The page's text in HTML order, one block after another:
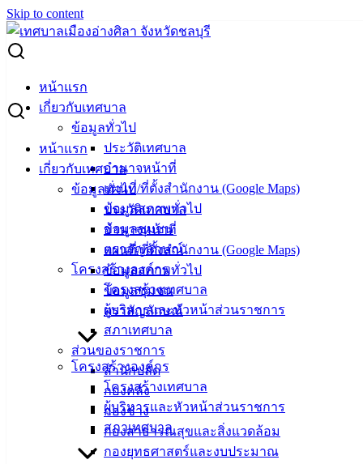
Skip to content
หน้าแรก
เกี่ยวกับเทศบาล
ข้อมูลทั่วไป
ประวัติเทศบาล
อำนาจหน้าที่
แผนที่/ที่ตั้งสำนักงาน (Google Maps)
ข้อมูลสภาพทั่วไป
ข้อมูลชุมชน
ตราสัญลักษณ์
โครงสร้างองค์กร
โครงสร้างเทศบาล
ผู้บริหารและหัวหน้าส่วนราชการ
สภาเทศบาล
ส่วนของราชการ
สำนักปลัด
กองคลัง
กองช่าง
กองสาธารณสุขและสิ่งแวดล้อม
กองยุทธศาสตร์และงบประมาณ
หน้าแรก
เกี่ยวกับเทศบาล
ข้อมูลทั่วไป
ประวัติเทศบาล
อำนาจหน้าที่
แผนที่/ที่ตั้งสำนักงาน (Google Maps)
ข้อมูลสภาพทั่วไป
ข้อมูลชุมชน
ตราสัญลักษณ์
โครงสร้างองค์กร
โครงสร้างเทศบาล
ผู้บริหารและหัวหน้าส่วนราชการ
สภาเทศบาล
Search for:
ประกาศผู้ชนะเสนอราคา ซื้อผ้าอ้อมผู้ใหญ่สำเร็จรูป
ประกาศผู้ชนะเสนอราคา ซื้อผ้าอ้อมผู้ใหญ่
สำเร็จรูป
พฤษภาคม 9, 2023พฤษภาคม 9, 2023
ประกาศผู้ชนะ
ประกาศผู้ชนะซื้อผ้าอ้อมผู้ใหญ่สำเร็จรูป
เมืองอ่าง